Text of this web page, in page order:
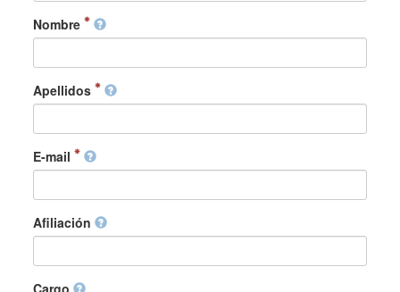
Nombre
Apellidos
E-mail
Afiliación
Cargo